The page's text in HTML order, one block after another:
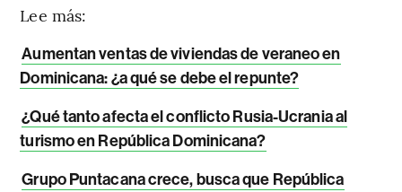
Lee más:
Aumentan ventas de viviendas de veraneo en
Dominicana: ¿a qué se debe el repunte?
¿Qué tanto afecta el conflicto Rusia-Ucrania al
turismo en República Dominicana?
Grupo Puntacana crece, busca que República